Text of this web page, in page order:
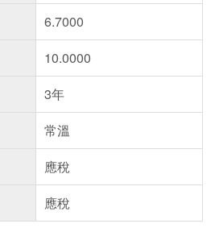
6.7000
10.0000
3年
常溫
應稅
應稅